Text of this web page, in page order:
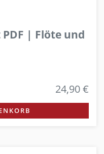
| Flöte und
24,90 €